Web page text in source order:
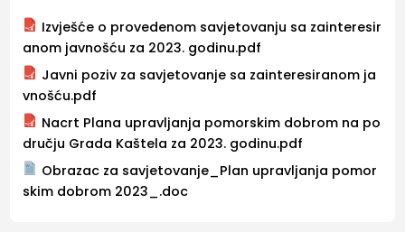
Izvješće o provedenom savjetovanju sa zainteresir
anom javnošću za 2023. godinu.pdf
Javni poziv za savjetovanje sa zainteresiranom ja
vnošću.pdf
Nacrt Plana upravljanja pomorskim dobrom na po
dručju Grada Kaštela za 2023. godinu.pdf
Obrazac za savjetovanje_Plan upravljanja pomor
skim dobrom 2023_.doc